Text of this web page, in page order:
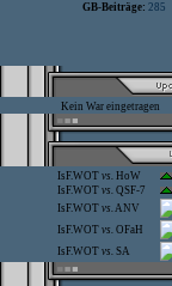
GB-Beiträge: 285
Kein War eingetragen
IsF.WOT vs. HoW
IsF.WOT vs. QSF-7
IsF.WOT vs.ANV
IsF.WOT vs. OFaH
IsF.WOT vs. SA